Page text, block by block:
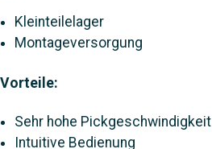
Kleinteilelager
Montageversorgung
Vorteile:
Sehr hohe Pickgeschwindigkeit
Intuitive Bedienung